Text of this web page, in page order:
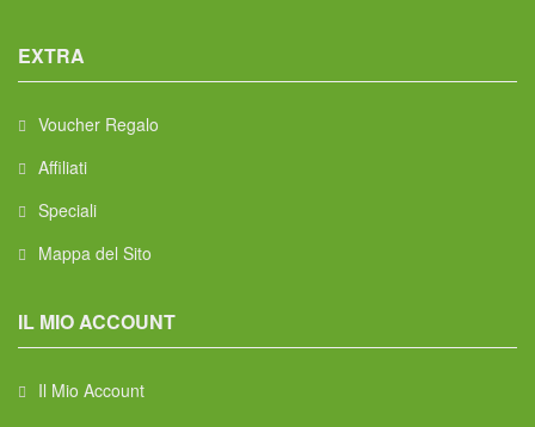
EXTRA
Voucher Regalo
Affiliati
Speciali
Mappa del Sito
IL MIO ACCOUNT
Il Mio Account